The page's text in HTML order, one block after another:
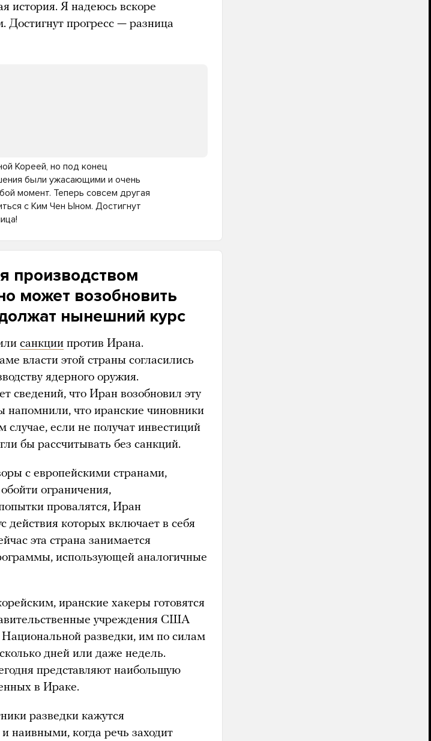
история. Я надеюсь вскоре
прогресс — разница
Кореей, но под конец
были ужасающими и очень
момент. Теперь совсем другая
с Ким Чен Ыном. Достигнут
производством
может возобновить
нынешний курс
санкции против Ирана.
власти этой страны согласились
ядерного оружия.
сведений, что Иран возобновил эту
напомнили, что иранские чиновники
случае, если не получат инвестиций
бы рассчитывать без санкций.
с европейскими странами,
ограничения,
провалятся, Иран
действия которых включает в себя
эта страна занимается
использующей аналогичные
иранские хакеры готовятся
учреждения США
разведки, им по силам
дней или даже недель.
представляют наибольшую
в Ираке.
разведки кажутся
наивными, когда речь заходит